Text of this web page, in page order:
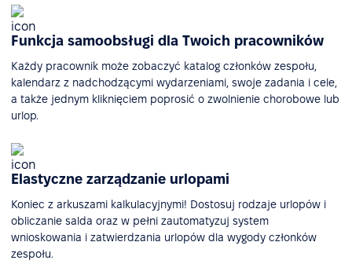
Funkcja samoobsługi dla Twoich pracowników
Każdy pracownik może zobaczyć katalog członków zespołu,
kalendarz z nadchodzącymi wydarzeniami, swoje zadania i cele,
a także jednym kliknięciem poprosić o zwolnienie chorobowe lub
urlop.
Elastyczne zarządzanie urlopami
Koniec z arkuszami kalkulacyjnymi! Dostosuj rodzaje urlopów i
obliczanie salda oraz w pełni zautomatyzuj system
wnioskowania i zatwierdzania urlopów dla wygody członków
zespołu.